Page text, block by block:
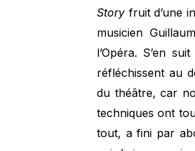
Story fruit d’une
musicien
l’Opéra. S’en
réfléchissent au
du théâtre, car
techniques ont
tout, a fini par